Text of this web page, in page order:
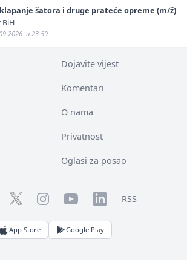
šatora i druge prateće opreme (m/ž)
u 23:59
Dojavite vijest
Komentari
O nama
Privatnost
Oglasi za posao
TwitterInstagramYouTubeLinkedInRSS
App Store Google Play